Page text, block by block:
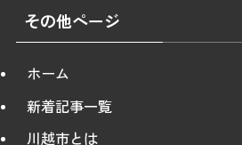
その他ページ
ホーム
新着記事一覧
川越市とは